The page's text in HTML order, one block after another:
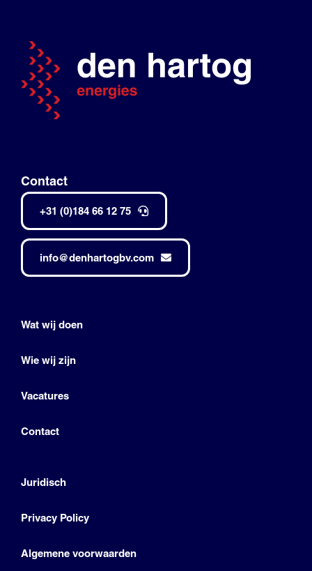
Contact
+31 (0)184 66 12 75
info@denhartogbv.com
Wat wij doen
Wie wij zijn
Vacatures
Contact
Juridisch
Privacy Policy
Algemene voorwaarden